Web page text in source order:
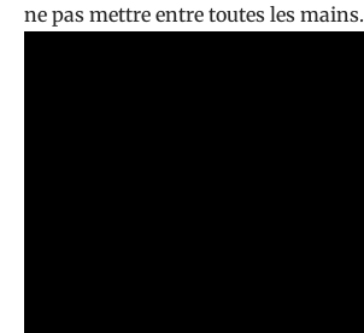
ne pas mettre entre toutes les mains.